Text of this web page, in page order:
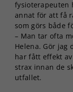
fysioterapeuten
annat för att få
som görs både
– Man tar ofta
Helena. Gör jag
har fått effekt
strax innan de
utfallet.